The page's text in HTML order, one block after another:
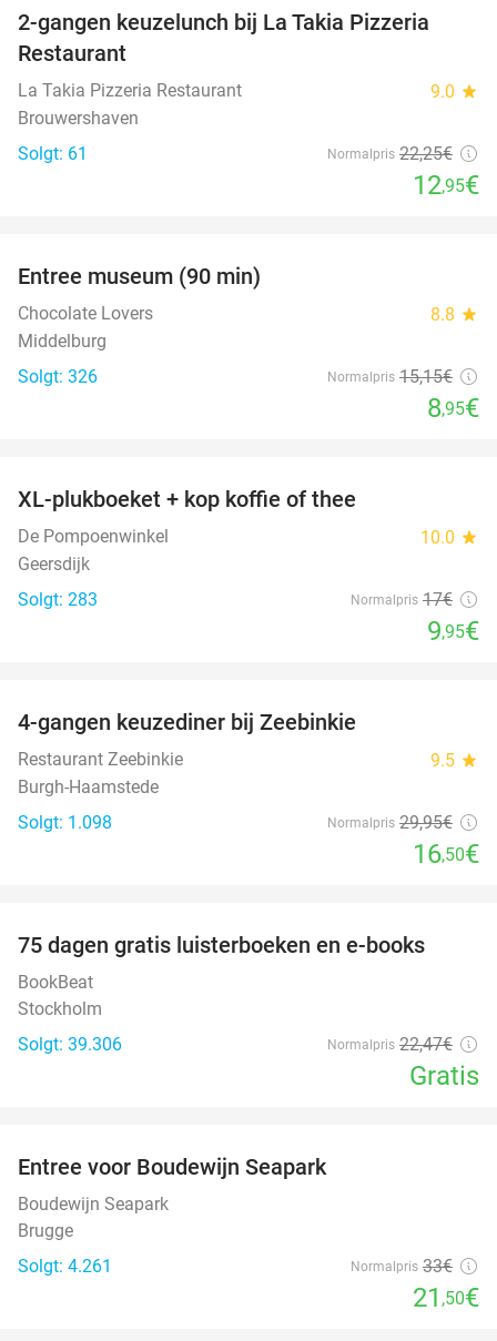
2-gangen keuzelunch bij La Takia Pizzeria
Restaurant
La Takia Pizzeria Restaurant 9.0 star
Brouwershaven
Solgt: 61
Normalpris 22,25€
12,95€
Entree museum (90 min)
Chocolate Lovers 8.8 star
Middelburg
Solgt: 326
Normalpris 15,15€
8,95€
XL-plukboeket + kop koffie of thee
De Pompoenwinkel 10.0 star
Geersdijk
Solgt: 283
Normalpris 17€
9,95€
4-gangen keuzediner bij Zeebinkie
Restaurant Zeebinkie 9.5 star
Burgh-Haamstede
Solgt: 1.098
Normalpris 29,95€
16,50€
75 dagen gratis luisterboeken en e-books
BookBeat
Stockholm
Solgt: 39.306
Normalpris 22,47€
Gratis
Entree voor Boudewijn Seapark
Boudewijn Seapark
Brugge
Solgt: 4.261
Normalpris 33€
21 ,50€